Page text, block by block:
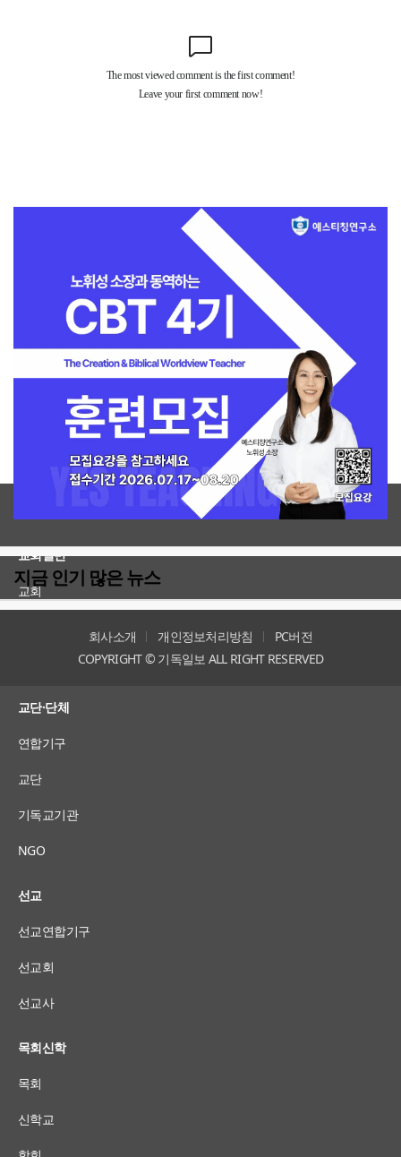
지금 인기 많은 뉴스
회사소개 개인정보처리방침
PC버전
COPYRIGHT © 기독일보 ALL RIGHT RESERVED
교회일반
교회
교단·단체
연합기구
교단
기독교기관
NGO
선교
선교연합기구
선교회
선교사
목회신학
목회
신학교